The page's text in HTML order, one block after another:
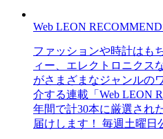
Web LEON
ファッションや時計はも
ィー、エレクトロニクス
がさまざまなジャンルの
介する連載「Web LEON
年間で計30本に厳選され
届けします！ 毎週土曜日